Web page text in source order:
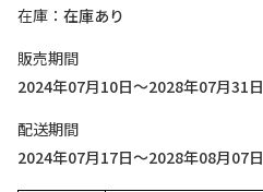
在庫
在庫あり
販売期間
2024年07月10日～2028年07月31日
配送期間
2024年07月17日～2028年08月07日